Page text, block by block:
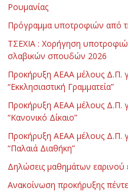
Ρουμανίας
Πρόγραμμα υποτροφιών από
ΤΣΕΧΙΑ : Χορήγηση
σλαβικών σπουδών 2026
Προκήρυξη ΑΕΑΑ μέλους Δ.Π.
“Εκκλησιαστική Γραμματεία”
Προκήρυξη ΑΕΑΑ μέλους Δ.Π.
“Κανονικό Δίκαιο”
Προκήρυξη ΑΕΑΑ μέλους Δ.Π.
“Παλαιά Διαθήκη”
Δηλώσεις μαθημάτων
Ανακοίνωση προκήρυξης